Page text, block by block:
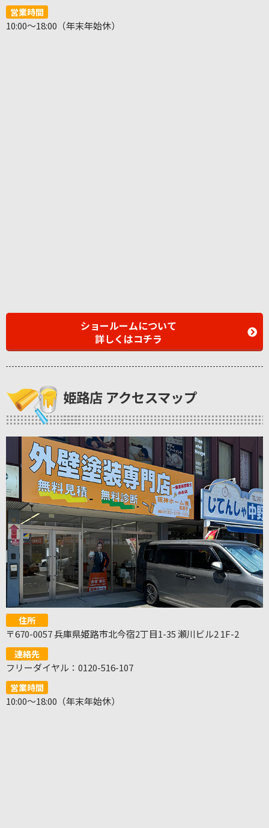
営業時間
10:00～18:00（年末年始休）
ショールームについて
詳しくはコチラ
姫路店 アクセスマップ
住所
〒670-0057 兵庫県姫路市北今宿2丁目1-35 瀬川ビル2 1F-2
連絡先
フリーダイヤル：0120-516-107
営業時間
10:00～18:00（年末年始休）